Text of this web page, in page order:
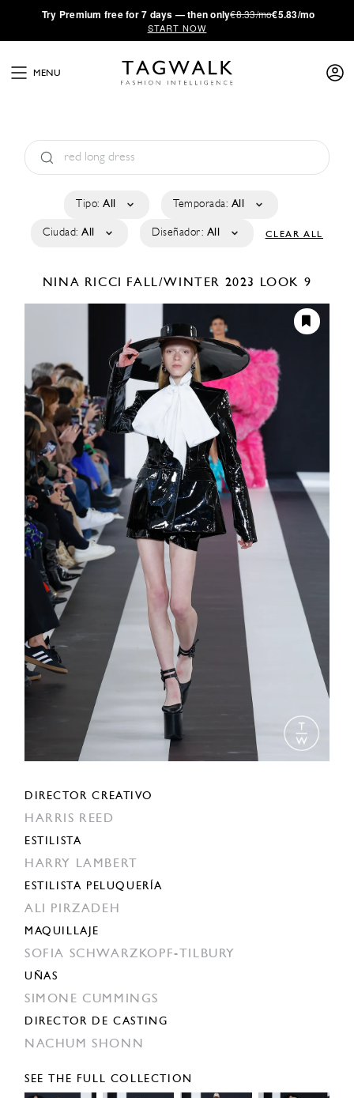
·Try Premium free for 7 days — then only€8.33/mo€5.83/mo
START NOW
MENU
Tipo: All Temporada: All
Ciudad: All Diseñador: All CLEAR ALL
NINA RICCI FALL/WINTER 2023 LOOK 9
DIRECTOR CREATIVO
HARRIS REED
ESTILISTA
HARRY LAMBERT
ESTILISTA PELUQUERÍA
ALI PIRZADEH
MAQUILLAJE
SOFIA SCHWARZKOPF-TILBURY
UÑAS
SIMONE CUMMINGS
DIRECTOR DE CASTING
NACHUM SHONN
SEE THE FULL COLLECTION